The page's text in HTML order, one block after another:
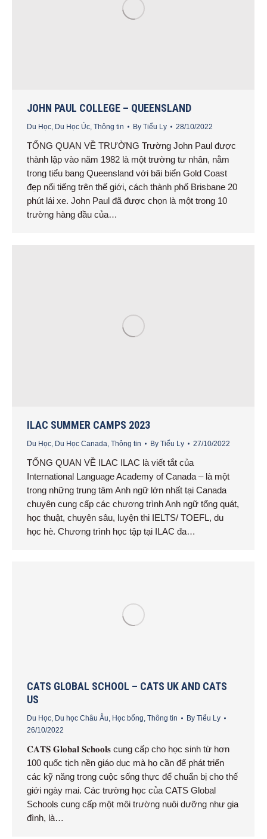
JOHN PAUL COLLEGE – QUEENSLAND
Du Học, Du Học Úc, Thông tin By Tiểu Ly 28/10/2022
TỔNG QUAN VỀ TRƯỜNG Trường John Paul được
thành lập vào năm 1982 là một trường tư nhân, nằm
trong tiểu bang Queensland với bãi biển Gold Coast
đẹp nổi tiếng trên thế giới, cách thành phố Brisbane 20
phút lái xe. John Paul đã được chọn là một trong 10
trường hàng đầu của…
ILAC SUMMER CAMPS 2023
Du Học Du Học Canada Thông tin By Tiểu Ly 27/10/2022
TỔNG QUAN VỀ ILAC ILAC là viết tắt của
International Language Academy of Canada – là một
trong những trung tâm Anh ngữ lớn nhất tại Canada
chuyên cung cấp các chương trình Anh ngữ tổng quát,
học thuật, chuyên sâu, luyện thi IELTS/ TOEFL, du
học hè. Chương trình học tập tại ILAC đa…
CATS GLOBAL SCHOOL – CATS UK AND CATS
US
Du Học, Du học Châu Âu, Học bổng, Thông tin By Tiểu Ly
26/10/2022
𝐂𝐀𝐓𝐒 𝐆𝐥𝐨𝐛𝐚𝐥 𝐒𝐜𝐡𝐨𝐨𝐥𝐬 cung cấp cho học sinh từ hơn
100 quốc tịch nền giáo dục mà họ cần để phát triển
các kỹ năng trong cuộc sống thực để chuẩn bị cho thế
giới ngày mai. Các trường học của CATS Global
Schools cung cấp một môi trường nuôi dưỡng như gia
đình, là…